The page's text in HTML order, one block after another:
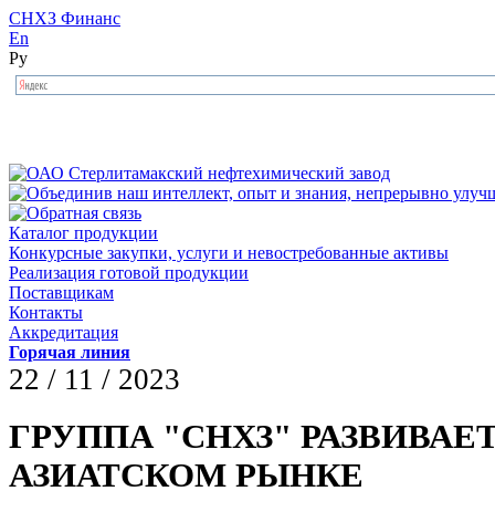
СНХЗ Финанс
En
Ру
Каталог продукции
Конкурсные закупки, услуги и невостребованные активы
Реализация готовой продукции
Поставщикам
Контакты
Аккредитация
Горячая линия
22 / 11 / 2023
ГРУППА "СНХЗ"
АЗИАТСКОМ РЫНКЕ